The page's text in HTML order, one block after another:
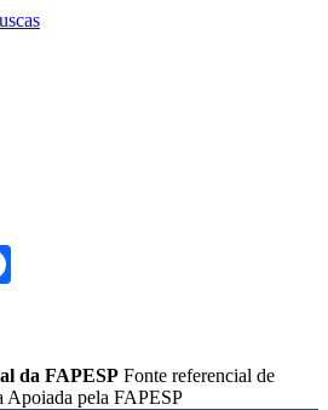
da FAPESP Fonte referencial de
Apoiada pela FAPESP